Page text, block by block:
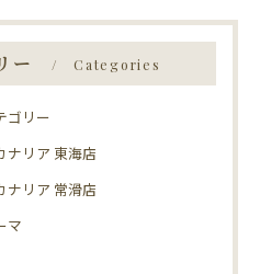
ー Categories
ゴリー
ナリア 東海店
ナリア 常滑店
マ